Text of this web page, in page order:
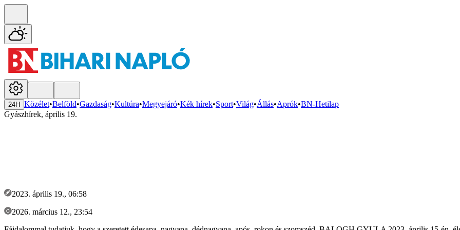
24H Közélet•Belföld•Gazdaság•Kultúra•Megyejáró•Kék hírek•Sport•Világ•Állás•Aprók•BN-Hetilap
Gyászhírek, április 19.
2023. április 19., 06:58
2026. március 12., 23:54